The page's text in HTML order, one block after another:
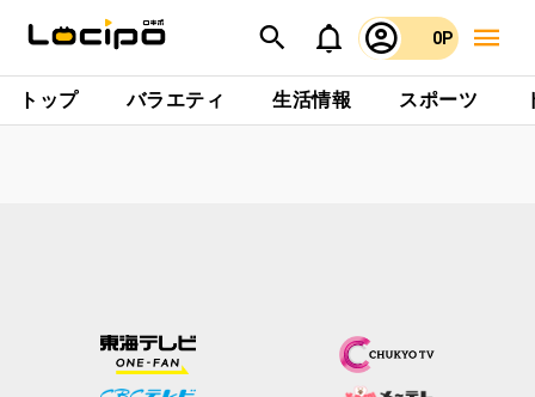
0P
トップ バラエティ 生活情報 スポーツ